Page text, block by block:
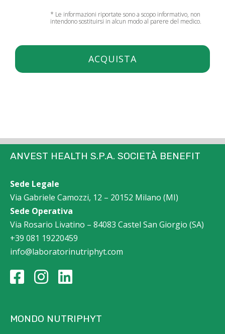
* Le informazioni riportate sono a scopo informativo, non
intendono sostituirsi in alcun modo al parere del medico.
ACQUISTA
ANVEST HEALTH S.P.A. SOCIETÀ BENEFIT
Sede Legale
Via Gabriele Camozzi, 12 – 20152 Milano (MI)
Sede Operativa
Via Rosario Livatino – 84083 Castel San Giorgio (SA)
+39 081 19220459
info@laboratorinutriphyt.com
MONDO NUTRIPHYT